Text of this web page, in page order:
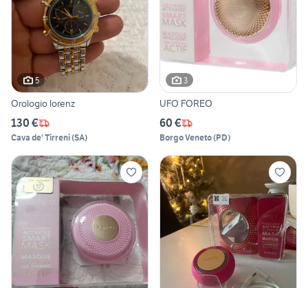
5
Orologio lorenz
130 €
Cava de' Tirreni(SA)
3
UFO FOREO
60 €
Borgo Veneto(PD)